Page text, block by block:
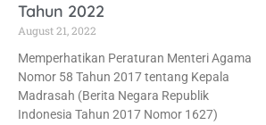
Tahun 2022
August 21, 2022
Memperhatikan Peraturan Menteri Agama
Nomor 58 Tahun 2017 tentang Kepala
Madrasah (Berita Negara Republik
Indonesia Tahun 2017 Nomor 1627)